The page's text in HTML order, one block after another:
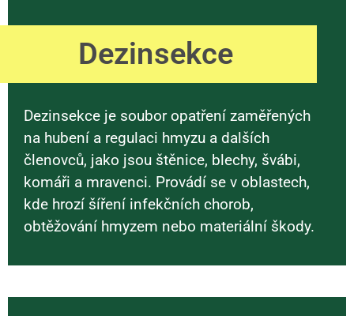
Dezinsekce
Dezinsekce je soubor opatření zaměřených
na hubení a regulaci hmyzu a dalších
členovců, jako jsou štěnice, blechy, švábi,
komáři a mravenci. Provádí se v oblastech,
kde hrozí šíření infekčních chorob,
obtěžování hmyzem nebo materiální škody.